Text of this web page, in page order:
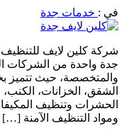
في : خدمات جدة
شركة كلين لايف
جدة واحدة من الشركات
والمتخصصة، حيث تتميز
الشقق، الخزانات،
الحشرات وتنظيف
ومواد التنظيف الآمنة […]